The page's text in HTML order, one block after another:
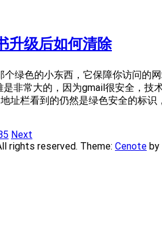
升级后如何清除
绿色的小东西，它保障你访问的
非常大的，因为gmail很安全，技
址栏看到的仍然是绿色安全的标识
Next
rights reserved. Theme: Cenote by